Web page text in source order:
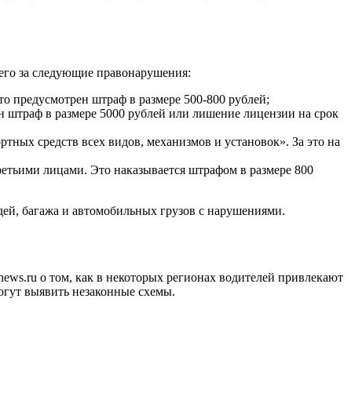
за следующие правонарушения:
предусмотрен штраф в размере 500-800 рублей;
в размере 5000 рублей или лишение лицензии на срок
средств всех видов, механизмов и установок». За это на
лицами. Это наказывается штрафом в размере 800
багажа и автомобильных грузов с нарушениями.
о том, как в некоторых регионах водителей привлекают
выявить незаконные схемы.